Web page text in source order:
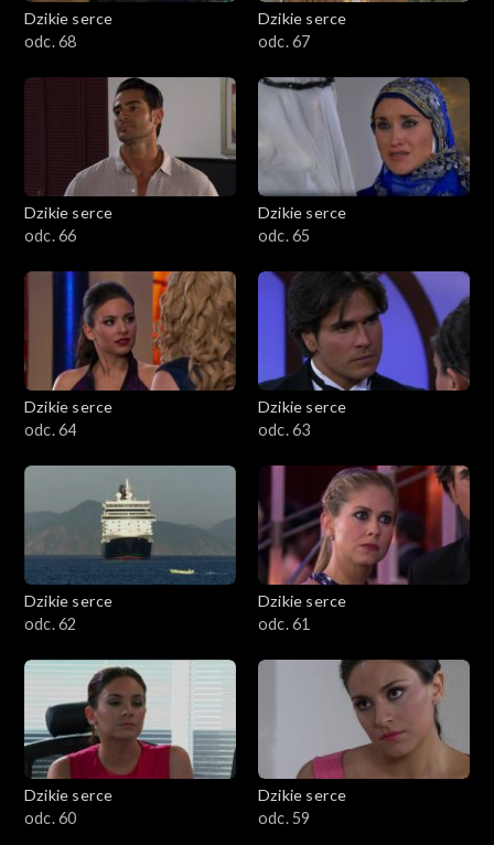
Dzikie serce
odc. 68
Dzikie serce
odc. 67
Dzikie serce
odc. 66
Dzikie serce
odc. 65
Dzikie serce
odc. 64
Dzikie serce
odc. 63
Dzikie serce
odc. 62
Dzikie serce
odc. 61
Dzikie serce
odc. 60
Dzikie serce
odc. 59